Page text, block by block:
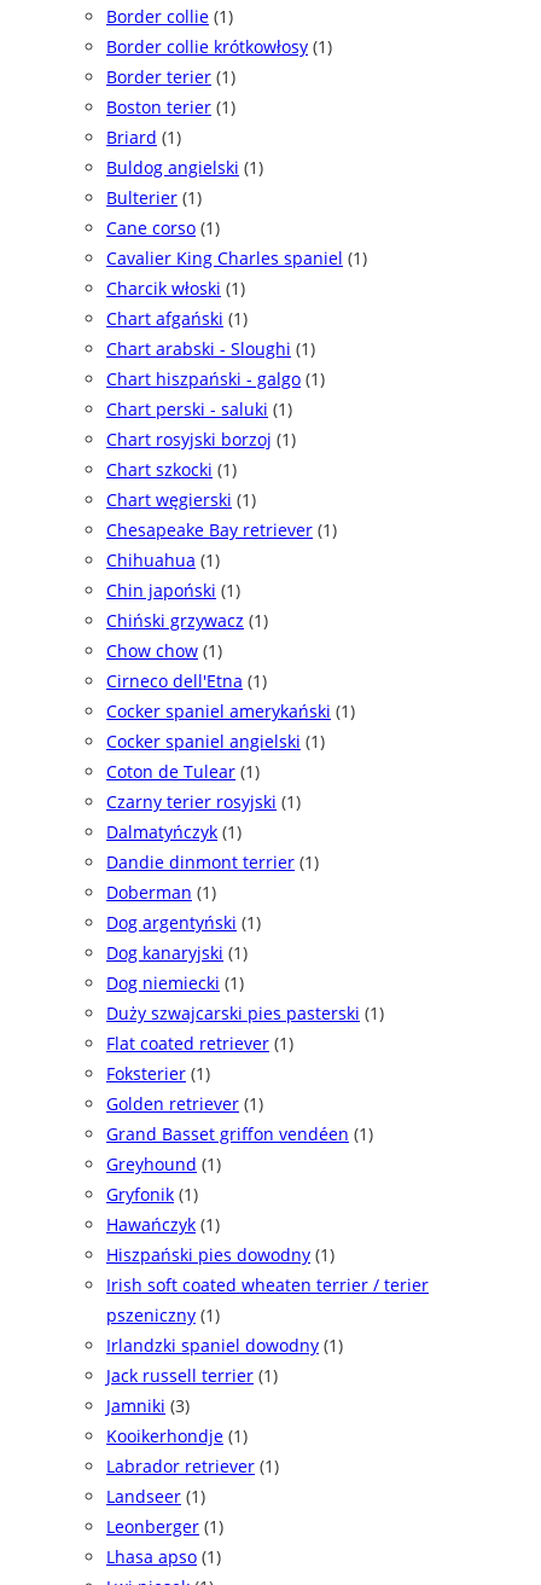
Border collie (1)
Border collie krótkowłosy (1)
Border terier (1)
Boston terier (1)
Briard (1)
Buldog angielski (1)
Bulterier (1)
Cane corso (1)
Cavalier King Charles spaniel (1)
Charcik włoski (1)
Chart afgański (1)
Chart arabski - Sloughi (1)
Chart hiszpański - galgo (1)
Chart perski - saluki (1)
Chart rosyjski borzoj (1)
Chart szkocki (1)
Chart węgierski (1)
Chesapeake Bay retriever (1)
Chihuahua (1)
Chin japoński (1)
Chiński grzywacz (1)
Chow chow (1)
Cirneco dell'Etna (1)
Cocker spaniel amerykański (1)
Cocker spaniel angielski (1)
Coton de Tulear (1)
Czarny terier rosyjski (1)
Dalmatyńczyk (1)
Dandie dinmont terrier (1)
Doberman (1)
Dog argentyński (1)
Dog kanaryjski (1)
Dog niemiecki (1)
Duży szwajcarski pies pasterski (1)
Flat coated retriever (1)
Foksterier (1)
Golden retriever (1)
Grand Basset griffon vendéen (1)
Greyhound (1)
Gryfonik (1)
Hawańczyk (1)
Hiszpański pies dowodny (1)
Irish soft coated wheaten terrier / terier
pszeniczny (1)
Irlandzki spaniel dowodny (1)
Jack russell terrier (1)
Jamniki (3)
Kooikerhondje (1)
Labrador retriever (1)
Landseer (1)
Leonberger (1)
Lhasa apso (1)